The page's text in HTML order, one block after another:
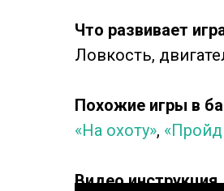
Что развивает
Ловкость,
Похожие игры в
«На охоту»,
Видео инструкция